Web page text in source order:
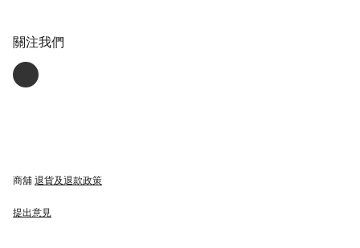
關注我們
商舖 退貨及退款政策
提出意見